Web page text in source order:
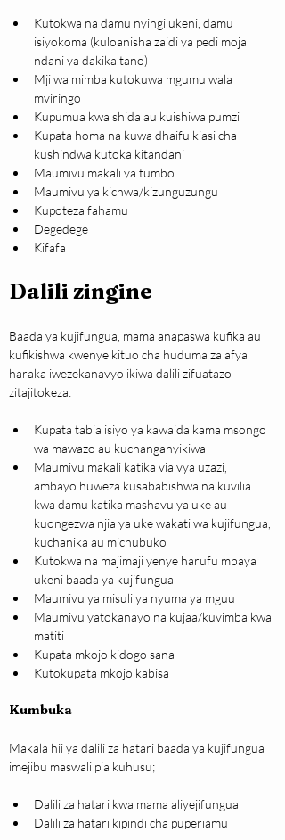
Kutokwa na damu nyingi ukeni, damu
isiyokoma (kuloanisha zaidi ya pedi moja
ndani ya dakika tano)
Mji wa mimba kutokuwa mgumu wala
mviringo
Kupumua kwa shida au kuishiwa pumzi
Kupata homa na kuwa dhaifu kiasi cha
kushindwa kutoka kitandani
Maumivu makali ya tumbo
Maumivu ya kichwa/kizunguzungu
Kupoteza fahamu
Degedege
Kifafa
Dalili zingine
Baada ya kujifungua, mama anapaswa kufika au
kufikishwa kwenye kituo cha huduma za afya
haraka iwezekanavyo ikiwa dalili zifuatazo
zitajitokeza:
Kupata tabia isiyo ya kawaida kama msongo
wa mawazo au kuchanganyikiwa
Maumivu makali katika via vya uzazi,
ambayo huweza kusababishwa na kuvilia
kwa damu katika mashavu ya uke au
kuongezwa njia ya uke wakati wa kujifungua,
kuchanika au michubuko
Kutokwa na majimaji yenye harufu mbaya
ukeni baada ya kujifungua
Maumivu ya misuli ya nyuma ya mguu
Maumivu yatokanayo na kujaa/kuvimba kwa
matiti
Kupata mkojo kidogo sana
Kutokupata mkojo kabisa
Kumbuka
Makala hii ya dalili za hatari baada ya kujifungua
imejibu maswali pia kuhusu;
Dalili za hatari kwa mama aliyejifungua
Dalili za hatari kipindi cha puperiamu